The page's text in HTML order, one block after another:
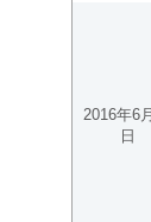
2016年6
日